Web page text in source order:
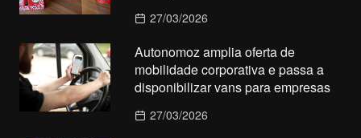
27/03/2026
Autonomoz amplia oferta de
mobilidade corporativa e passa a
disponibilizar vans para empresas
27/03/2026